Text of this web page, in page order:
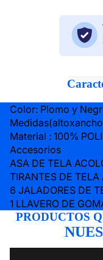
Color: Plomo y
Material : 100%
Accesorios
ASA DE TELA
TIRANTES DE
6 JALADORES DE
1 LLAVERO DE
PRODUCTOS